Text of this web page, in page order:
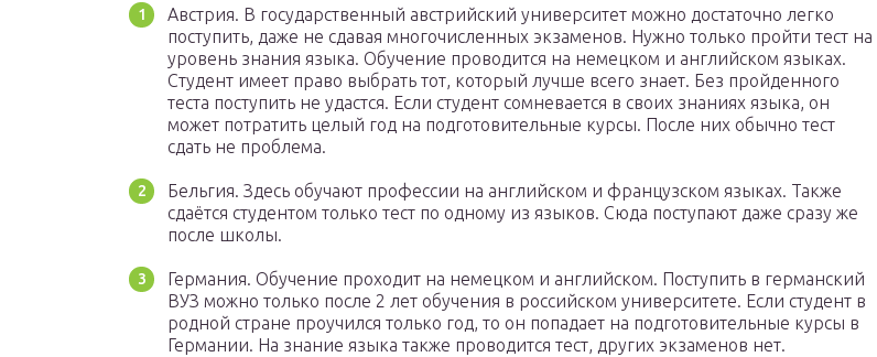
Австрия. В государственный австрийский университет можно достаточно легко
поступить, даже не сдавая многочисленных экзаменов. Нужно только пройти тест на
уровень знания языка. Обучение проводится на немецком и английском языках.
Студент имеет право выбрать тот, который лучше всего знает. Без пройденного
теста поступить не удастся. Если студент сомневается в своих знаниях языка, он
может потратить целый год на подготовительные курсы. После них обычно тест
сдать не проблема.
Бельгия. Здесь обучают профессии на английском и французском языках. Также
сдаётся студентом только тест по одному из языков. Сюда поступают даже сразу же
после школы.
Германия. Обучение проходит на немецком и английском. Поступить в германский
ВУЗ можно только после 2 лет обучения в российском университете. Если студент в
родной стране проучился только год, то он попадает на подготовительные курсы в
Германии. На знание языка также проводится тест, других экзаменов нет.